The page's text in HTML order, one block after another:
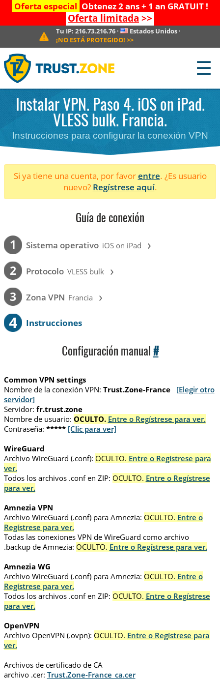
Oferta especial Obtenez 2 ans + 1 an GRATUIT !
Oferta limitada >>
Tu IP:216.73.216.76 · Estados Unidos·
¡NO ESTÁ PROTEGIDO! >>
☰
Instalar VPN. Paso 4. iOS on iPad.
VLESS bulk. Francia.
Instrucciones para configurar la conexión VPN
Si ya tiene una cuenta, por favorentre. ¿Es usuario
nuevo? Regístrese aquí.
Guía de conexión
1 Sistema operativo iOS on iPad ›
2 Protocolo VLESS bulk ›
3 Zona VPN Francia ›
4 Instrucciones
Configuración manual #
Common VPN settings
Nombre de la conexión VPN: Trust.Zone-France
[Elegir otro
servidor]
Servidor: fr.trust.zone
Nombre de usuario: OCULTO. Entre o Regístrese para ver.
Contraseña: ***** [Clic para ver]
WireGuard
Archivo WireGuard (.conf): OCULTO. Entre o Regístrese para
ver.
Todos los archivos .conf en ZIP: OCULTO. Entre o Regístrese
para ver.
Amnezia VPN
Archivo WireGuard (.conf) para Amnezia: OCULTO. Entre o
Regístrese para ver.
Todas las conexiones VPN de WireGuard como archivo
.backup de Amnezia: OCULTO. Entre o Regístrese para ver.
Amnezia WG
Archivo WireGuard (.conf) para Amnezia: OCULTO. Entre o
Regístrese para ver.
Todos los archivos .conf en ZIP: OCULTO. Entre o Regístrese
para ver.
OpenVPN
Archivo OpenVPN (.ovpn): OCULTO. Entre o Regístrese para
ver.
Archivos de certificado de CA
archivo .cer: Trust.Zone-France_ca.cer